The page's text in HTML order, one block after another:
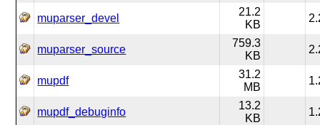
muparser_devel
21.2
KB
muparser_source
759.3
KB
mupdf
31.2
MB
mupdf_debuginfo
13.2
KB